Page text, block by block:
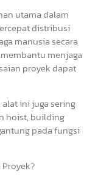
utama dalam
distribusi
manusia secara
menjaga
proyek dapat
ini juga sering
hoist, building
pada fungsi